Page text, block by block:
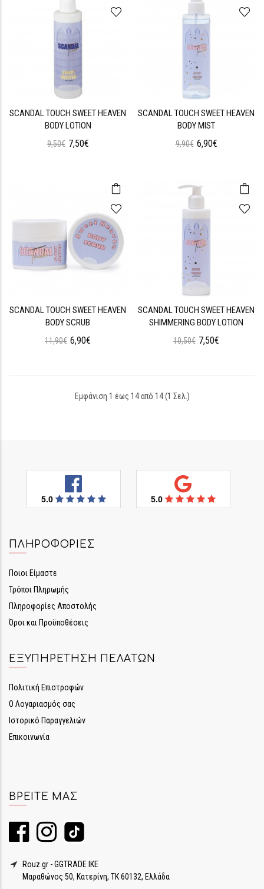
SCANDAL TOUCH SWEET HEAVEN
BODY LOTION
9,50€ 7,50€
SCANDAL TOUCH SWEET HEAVEN
BODY MIST
9,90€ 6,90€
SCANDAL TOUCH SWEET HEAVEN
BODY SCRUB
11,90€ 6,90€
SCANDAL TOUCH SWEET HEAVEN
SHIMMERING BODY LOTION
10,50€ 7,50€
Εμφάνιση 1 έως 14 από 14 (1 Σελ.)
5.0 5.0
ΠΛΗΡΟΦΟΡΊΕΣ
Ποιοι Είμαστε
Τρόποι Πληρωμής
Πληροφορίες Αποστολής
Όροι και Προϋποθέσεις
ΕΞΥΠΗΡΈΤΗΣΗ ΠΕΛΑΤΏΝ
Πολιτική Επιστροφών
Ο Λογαριασμός σας
Ιστορικό Παραγγελιών
Επικοινωνία
ΒΡΕΊΤΕ ΜΑΣ
Rouz.gr - GGTRADE IKE
Μαραθώνος 50, Κατερίνη, ΤΚ 60132, Ελλάδα